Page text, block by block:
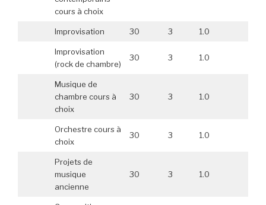
cours à choix
Improvisation 30 3 1.0
Improvisation
(rock de chambre)
30 3 1.0
Musique de
chambre cours à
choix
30 3 1.0
Orchestre cours à
choix
30 3 1.0
Projets de
musique
ancienne
30 3 1.0